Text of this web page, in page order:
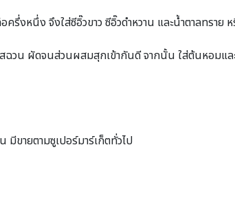
งหนึ่ง จึงใส่ซีอิ๊วขาว ซีอิ๊วดำหวาน และน้ำตาลทราย
ฉวน ผัดจนส่วนผสมสุกเข้ากันดี จากนั้น ใส่ต้นหอมแ
ขายตามซูเปอร์มาร์เก็ตทั่วไป